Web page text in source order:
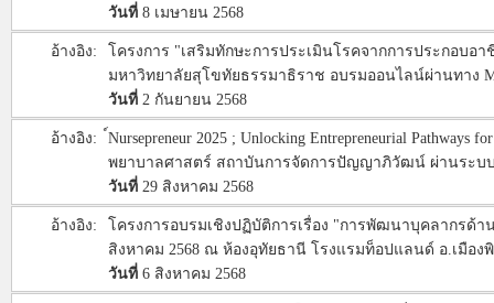
วันที่ 8 เมษายน 2568
อ้างอิง:
โครงการ "เสริมทักษะการประเมินโรคจากการประกอบ
มหาวิทยาลัยสุโขทัยธรรมาธิราช อบรมออนไลน์ผ่านทาง
วันที่ 2 กันยายน 2568
อ้างอิง:
Nursepreneur 2025 ; Unlocking Entrepreneurial
พยาบาลศาสตร์ สถาบันการจัดการปัญญาภิวัฒน์ ผ่านระบบ
วันที่ 29 สิงหาคม 2568
อ้างอิง:
โครงการอบรมเชิงปฏิบัติการเรื่อง "การพัฒนาบุคลากร
สิงหาคม 2568 ณ ห้องอุทัยธานี โรงแรมท็อปแลนด์ อ.เมือ
วันที่ 6 สิงหาคม 2568